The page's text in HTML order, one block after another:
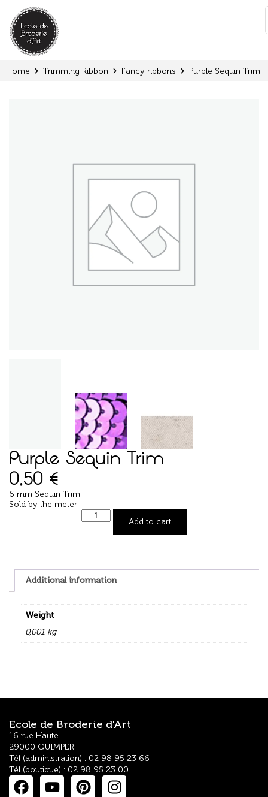
:
Home Trimming Ribbon Fancy ribbons Purple Sequin Trim
Purple Sequin Trim
0,50 €
6 mm Sequin Trim
Sold by the meter
Add to cart
Additional information
Weight
0,001 kg
Ecole de Broderie d'Art
16 rue Haute
29000 QUIMPER
Tél (administration) : 02 98 95 23 66
Tél (boutique) : 02 98 95 23 00
Cookies management panel